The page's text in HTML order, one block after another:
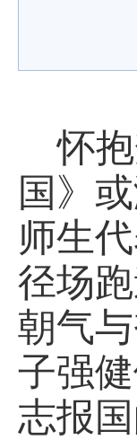
怀
国》
师生
径场
朝气
子强
志报